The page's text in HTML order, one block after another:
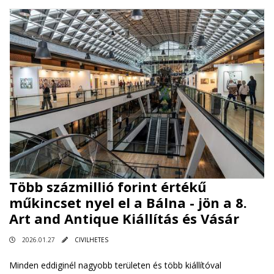
Több százmillió forint értékű
műkincset nyel el a Bálna - jön a 8.
Art and Antique Kiállítás és Vásár
2026.01.27 CIVILHETES
Minden eddiginél nagyobb területen és több kiállítóval